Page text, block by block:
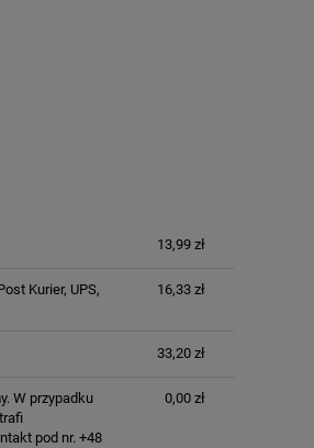
13,99 zł
Kurier, UPS,
16,33 zł
33,20 zł
W przypadku
pod nr. +48
0,00 zł